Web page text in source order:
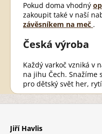
Pokud doma vhodný
zakoupit také v naší
závěsníkem na meč .
Česká výroba
Každý varkoč vzniká v
na jihu Čech. Snažíme
pro dětský svět her,
Z
Jiří Havlis